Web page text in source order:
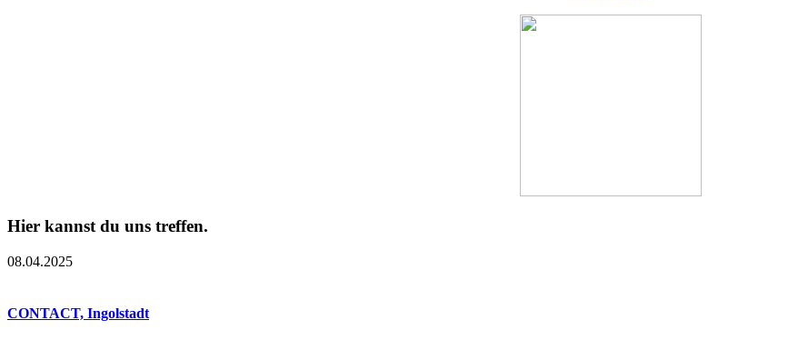
Hier kannst du uns treffen.
08.04.2025
CONTACT, Ingolstadt